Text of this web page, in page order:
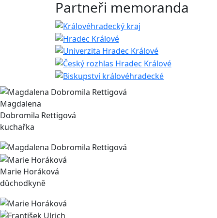
Partneři memoranda
Magdalena
Dobromila Rettigová
kuchařka
Marie Horáková
důchodkyně